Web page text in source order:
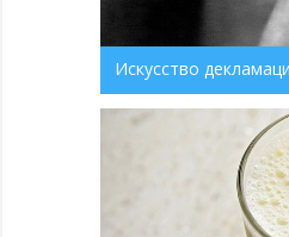
Искусство